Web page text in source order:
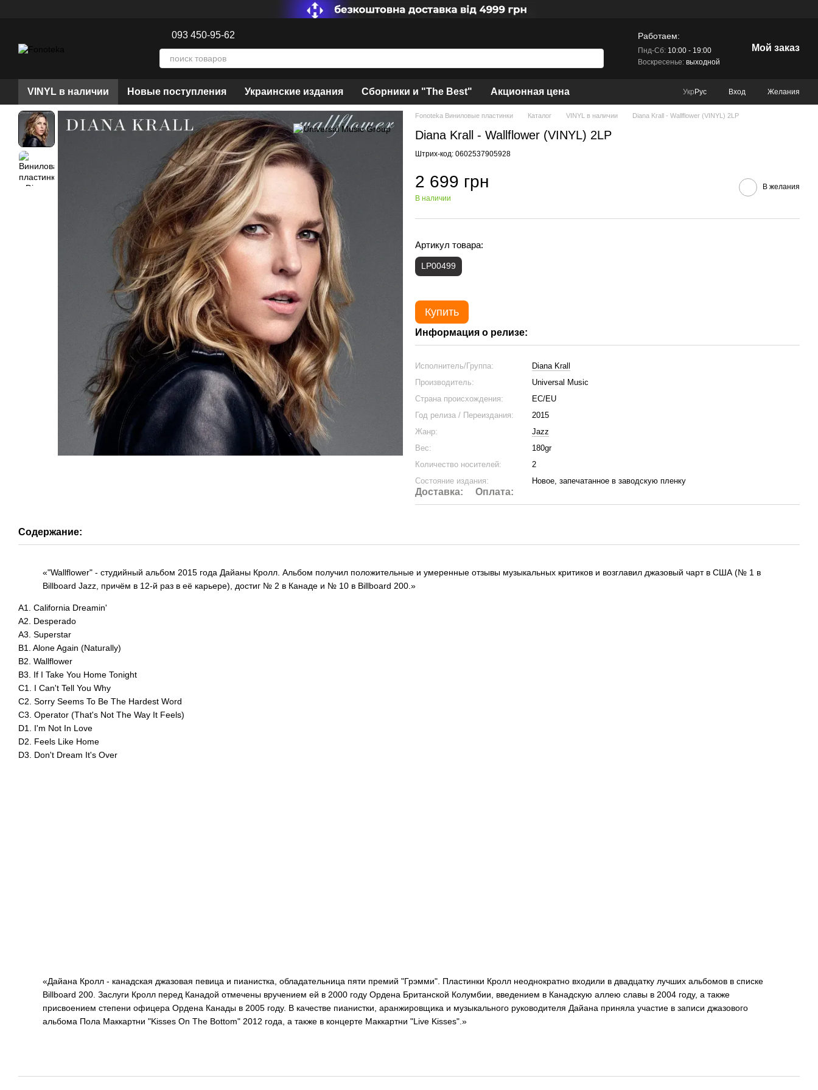
093 450-95-62 Работаем:
Пнд-Сб:10:00 - 19:00
Воскресенье:выходной
Мой заказ
VINYL в наличии Новые поступления Украинские издания Сборники и "The Best" Акционная цена Укр Рус Вход Желания
Fonoteka Виниловые пластинки Каталог VINYL в наличии Diana Krall - Wallflower (VINYL) 2LP
Diana Krall - Wallflower (VINYL) 2LP
Штрих-код: 0602537905928
2 699 грн
В наличии
В желания
Артикул товара:
LP00499
Купить
Информация о релизе:
Исполнитель/Группа:
Diana Krall
Производитель:
Universal Music
Страна происхождения:
ЕС/EU
Год релиза / Переиздания:
2015
Жанр:
Jazz
Вес:
180gr
Количество носителей:
2
Состояние издания:
Новое, запечатанное в заводскую пленку
Доставка: Оплата:
Содержание:
«"Wallflower" - студийный альбом 2015 года Дайаны Кролл. Альбом получил положительные и умеренные отзывы музыкальных критиков и возглавил джазовый чарт в США (№ 1 в
Billboard Jazz, причём в 12-й раз в её карьере), достиг № 2 в Канаде и № 10 в Billboard 200.»
A1. California Dreamin'
A2. Desperado
A3. Superstar
B1. Alone Again (Naturally)
B2. Wallflower
B3. If I Take You Home Tonight
C1. I Can't Tell You Why
C2. Sorry Seems To Be The Hardest Word
C3. Operator (That's Not The Way It Feels)
D1. I'm Not In Love
D2. Feels Like Home
D3. Don't Dream It's Over
«Дайана Кролл - канадская джазовая певица и пианистка, обладательница пяти премий "Грэмми". Пластинки Кролл неоднократно входили в двадцатку лучших альбомов в списке
Billboard 200. Заслуги Кролл перед Канадой отмечены вручением ей в 2000 году Ордена Британской Колумбии, введением в Канадскую аллею славы в 2004 году, а также
присвоением степени офицера Ордена Канады в 2005 году. В качестве пианистки, аранжировщика и музыкального руководителя Дайана приняла участие в записи джазового
альбома Пола Маккартни "Kisses On The Bottom" 2012 года, а также в концерте Маккартни "Live Kisses".»